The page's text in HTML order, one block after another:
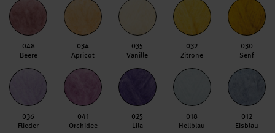
048
Beere
034
Apricot
035
Vanille
032
Zitrone
030
Senf
036
Flieder
041
Orchidee
025
Lila
018
Hellblau
012
Eisblau